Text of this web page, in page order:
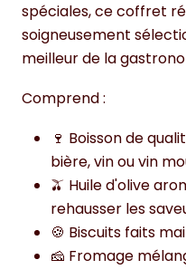
spéciales, ce coffret
soigneusement
meilleur de la
Comprend :
🍷 Boisson de
bière, vin ou vin
🫒 Huile d'olive
rehausser les
🍪 Biscuits faits
🧀 Fromage